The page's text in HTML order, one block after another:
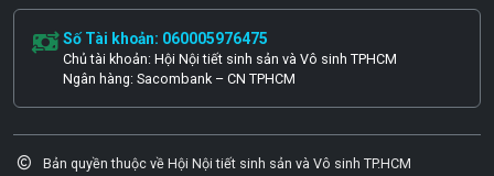
Số Tài khoản: 060005976475
Chủ tài khoản: Hội Nội tiết sinh sản và Vô sinh TPHCM
Ngân hàng: Sacombank – CN TPHCM
Bản quyền thuộc về Hội Nội tiết sinh sản và Vô sinh TP.HCM